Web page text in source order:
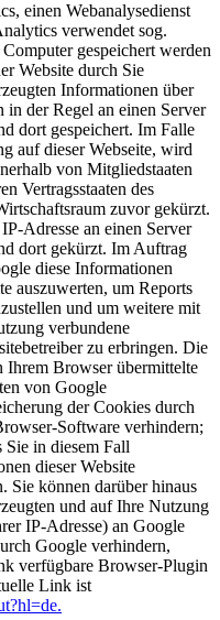
einen Webanalysedienst
verwendet sog.
gespeichert werden
Website durch Sie
Informationen über
in der Regel an einen Server
dort gespeichert. Im Falle
auf dieser Webseite, wird
von Mitgliedstaaten
Vertragsstaaten des
zuvor gekürzt.
Adresse an einen Server
dort gekürzt. Im Auftrag
diese Informationen
auszuwerten, um Reports
und um weitere mit
verbundene
zu erbringen. Die
Browser übermittelte
von Google
der Cookies durch
Software verhindern;
in diesem Fall
dieser Website
Sie können darüber hinaus
und auf Ihre Nutzung
IP-Adresse) an Google
Google verhindern,
verfügbare Browser-Plugin
Link ist